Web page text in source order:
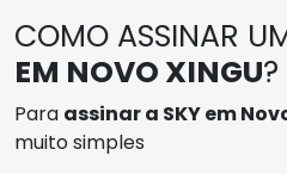
COMO ASSINAR
EM NOVO XINGU?
Para assinar a SKY em
muito simples